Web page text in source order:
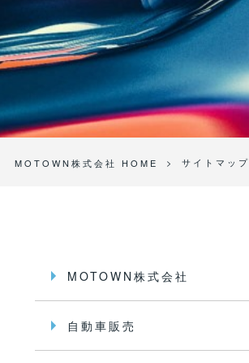
MOTOWN株式会社 HOME > サイトマップ
MOTOWN株式会社
自動車販売